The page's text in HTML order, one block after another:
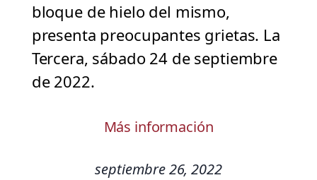
bloque de hielo del mismo,
presenta preocupantes grietas. La
Tercera, sábado 24 de septiembre
de 2022.
Más información
septiembre 26, 2022